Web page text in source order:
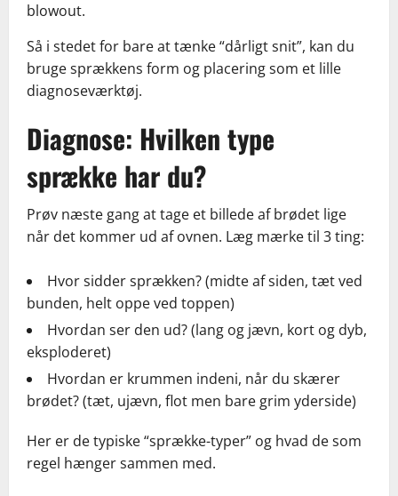
blowout.
Så i stedet for bare at tænke “dårligt snit”, kan du
bruge sprækkens form og placering som et lille
diagnoseværktøj.
Diagnose: Hvilken type
sprække har du?
Prøv næste gang at tage et billede af brødet lige
når det kommer ud af ovnen. Læg mærke til 3 ting:
Hvor sidder sprækken? (midte af siden, tæt ved
bunden, helt oppe ved toppen)
Hvordan ser den ud? (lang og jævn, kort og dyb,
eksploderet)
Hvordan er krummen indeni, når du skærer
brødet? (tæt, ujævn, flot men bare grim yderside)
Her er de typiske “sprække-typer” og hvad de som
regel hænger sammen med.